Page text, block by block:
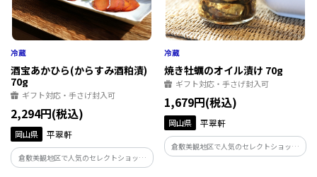
酒宝あかひら(からすみ酒粕漬)
70g
ギフト対応・手さげ封入可
2,294円(税込)
岡山県 平翠軒
倉敷美観地区で人気のセレクトショップ
平翠軒が手掛ける自家製からすみ酒粕
焼き牡蠣のオイル漬け 70g
ギフト対応・手さげ封入可
1,679円(税込)
岡山県 平翠軒
倉敷美観地区で人気のセレクトショップ
平翠軒が手掛ける瀬戸内産朝獲れの牡蠣